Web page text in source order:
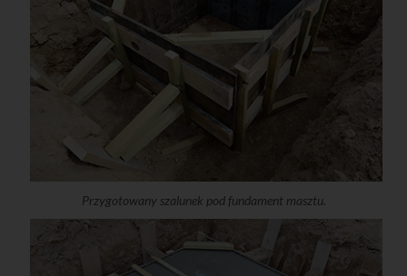
Przygotowany szalunek pod fundament masztu.